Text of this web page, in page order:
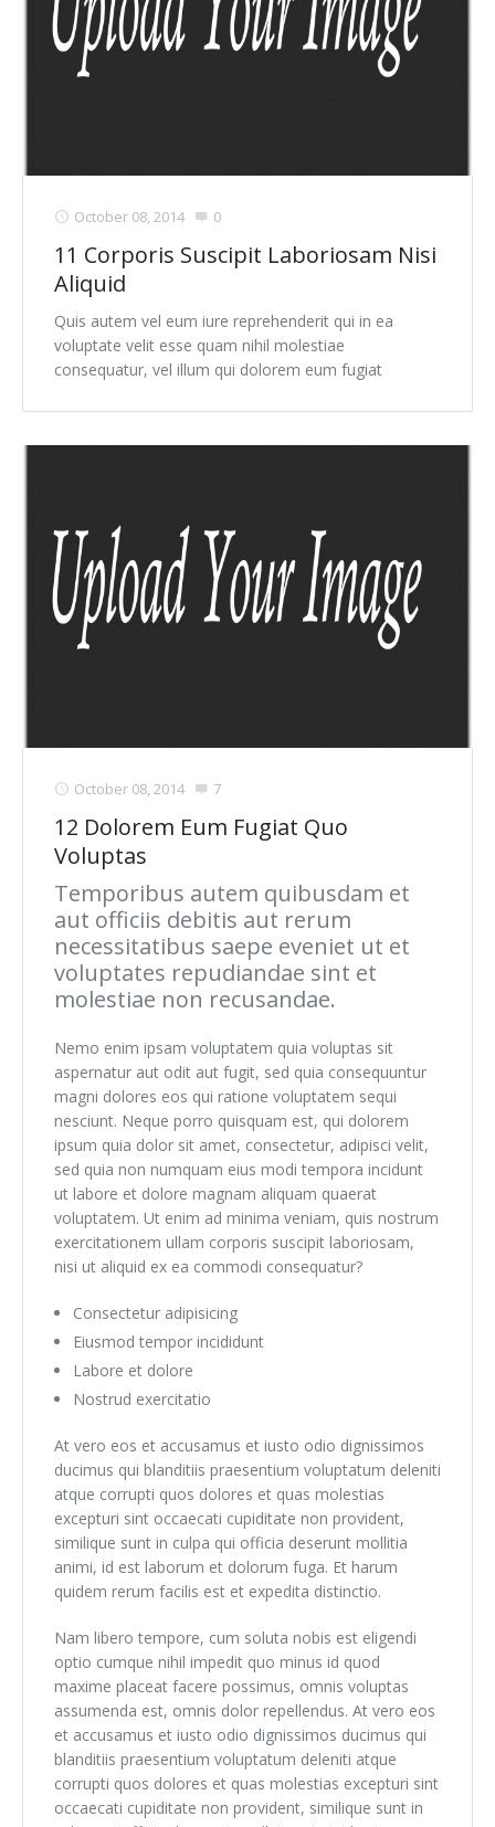
October 08, 2014 0
11 Corporis Suscipit Laboriosam Nisi
Aliquid
Quis autem vel eum iure reprehenderit qui in ea
voluptate velit esse quam nihil molestiae
consequatur, vel illum qui dolorem eum fugiat
October 08, 2014 7
12 Dolorem Eum Fugiat Quo
Voluptas
Temporibus autem quibusdam et
aut officiis debitis aut rerum
necessitatibus saepe eveniet ut et
voluptates repudiandae sint et
molestiae non recusandae.
Nemo enim ipsam voluptatem quia voluptas sit
aspernatur aut odit aut fugit, sed quia consequuntur
magni dolores eos qui ratione voluptatem sequi
nesciunt. Neque porro quisquam est, qui dolorem
ipsum quia dolor sit amet, consectetur, adipisci velit,
sed quia non numquam eius modi tempora incidunt
ut labore et dolore magnam aliquam quaerat
voluptatem. Ut enim ad minima veniam, quis nostrum
exercitationem ullam corporis suscipit laboriosam,
nisi ut aliquid ex ea commodi consequatur?
Consectetur adipisicing
Eiusmod tempor incididunt
Labore et dolore
Nostrud exercitatio
At vero eos et accusamus et iusto odio dignissimos
ducimus qui blanditiis praesentium voluptatum deleniti
atque corrupti quos dolores et quas molestias
excepturi sint occaecati cupiditate non provident,
similique sunt in culpa qui officia deserunt mollitia
animi, id est laborum et dolorum fuga. Et harum
quidem rerum facilis est et expedita distinctio.
Nam libero tempore, cum soluta nobis est eligendi
optio cumque nihil impedit quo minus id quod
maxime placeat facere possimus, omnis voluptas
assumenda est, omnis dolor repellendus. At vero eos
et accusamus et iusto odio dignissimos ducimus qui
blanditiis praesentium voluptatum deleniti atque
corrupti quos dolores et quas molestias excepturi sint
occaecati cupiditate non provident, similique sunt in